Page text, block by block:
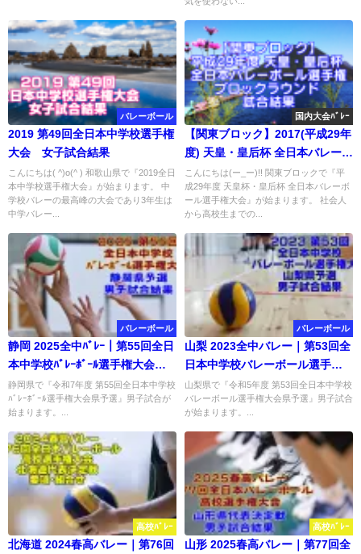
バレーボール
2019 第49回全日本中学校選手権
大会 女子試合結果
こんにちは( ^)o(^ ) 和歌山県で『2019全日
本中学校選手権大会』が始まります。 中
学校バレーの最高峰の大会であり3年生は
中学バレー...
国内大会ﾊﾞﾚｰ
【関東ブロック】2017(平成29年
度) 天皇・皇后杯 全日本バレーボ
ール選手権 ブロックラウンド
試合結果
こんにちは(ー_ー)!! 関東ブロックで『平
成29年度 天皇杯・皇后杯 全日本バレーボ
ール選手権大会』が始まります。 社会人
から高校生までの...
バレーボール
静岡 2025全中ﾊﾞﾚｰ｜第55回全日
本中学校ﾊﾞﾚｰﾎﾞｰﾙ選手権大会県
予選 男子結果
静岡県で『令和7年度 第55回全日本中学校
ﾊﾞﾚｰﾎﾞｰﾙ選手権大会県予選』男子試合が
始まります。...
バレーボール
山梨 2023全中バレー｜第53回全
日本中学校バレーボール選手権
大会県予選 男子結果
山梨県で『令和5年度 第53回全日本中学校
バレーボール選手権大会県予選』男子試合
が始まります。...
高校ﾊﾞﾚｰ
北海道 2024春高バレー｜第76回
高校ﾊﾞﾚｰ
山形 2025春高バレー｜第77回全